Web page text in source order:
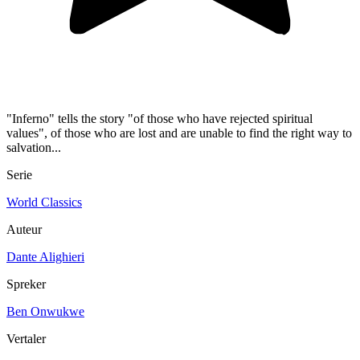
"Inferno" tells the story "of those who have rejected spiritual
values", of those who are lost and are unable to find the right way to
salvation...
Serie
World Classics
Auteur
Dante Alighieri
Spreker
Ben Onwukwe
Vertaler